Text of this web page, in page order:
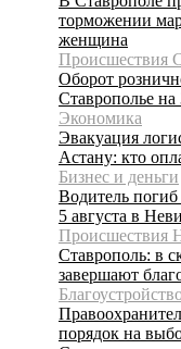
торможении
женщина
Происшествия
Оборот
Ставрополье
Экономика
Эвакуация
Астану: кто
Бизнес и деньги
Водитель
5 августа в
Происшествия
Ставрополь: в
завершают
порядок на